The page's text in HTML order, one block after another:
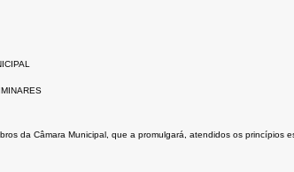
da Câmara Municipal, que a promulgará, atendidos os princípios